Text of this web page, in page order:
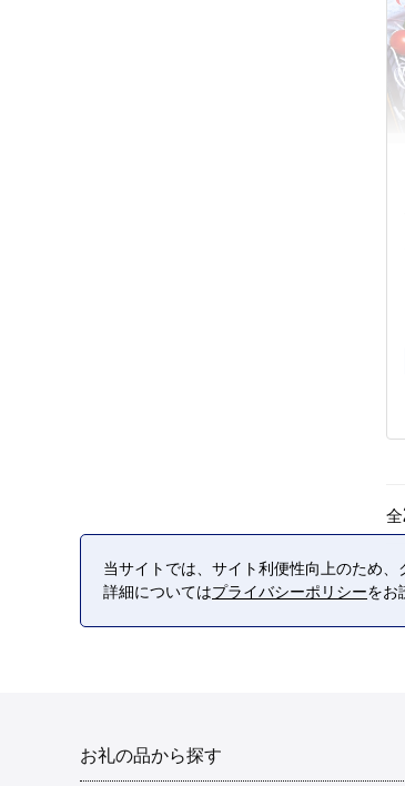
全
お礼の品から探す
当サイトでは、サイト利便性向上のため
詳細についてはプライバシーポリシーをお